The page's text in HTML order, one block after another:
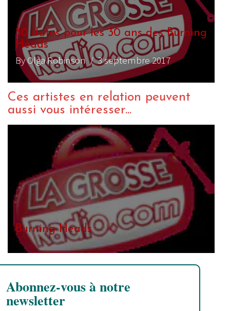
30 dates pour les 30 ans des Burning
Heads
By Olga Robinson/ 3 septembre 2017
Ces artistes en relation peuvent
aussi vous intéresser...
Burning Heads
Abonnez-vous à notre
newsletter